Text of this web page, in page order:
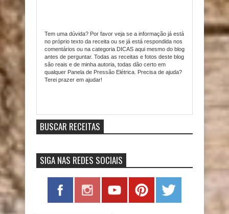
Tem uma dúvida? Por favor veja se a informação já está
no próprio texto da receita ou se já está respondida nos
comentários ou na categoria DICAS aqui mesmo do blog
antes de perguntar. Todas as receitas e fotos deste blog
são reais e de minha autoria, todas dão certo em
qualquer Panela de Pressão Elétrica. Precisa de ajuda?
Terei prazer em ajudar!
BUSCAR RECEITAS
SIGA NAS REDES SOCIAIS